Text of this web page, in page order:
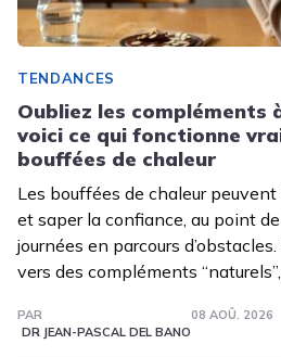
TENDANCES
Oubliez les compléments
voici ce qui fonctionne
bouffées de chaleur
Les bouffées de chaleur
et saper la confiance, au point
journées en parcours
vers des compléments
PAR
DR JEAN-PASCAL DEL BANO
08 AOÛ. 2026